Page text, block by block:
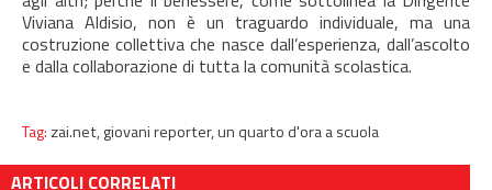
Viviana Aldisio, non è un traguardo individuale, ma una
costruzione collettiva che nasce dall’esperienza, dall’ascolto
e dalla collaborazione di tutta la comunità scolastica.
Tag: zai.net,giovani reporter,un quarto d'ora a scuola
ARTICOLI CORRELATI